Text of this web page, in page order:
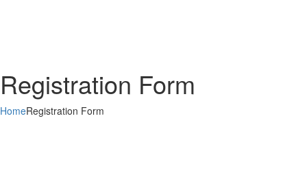
Registration Form
HomeRegistration Form